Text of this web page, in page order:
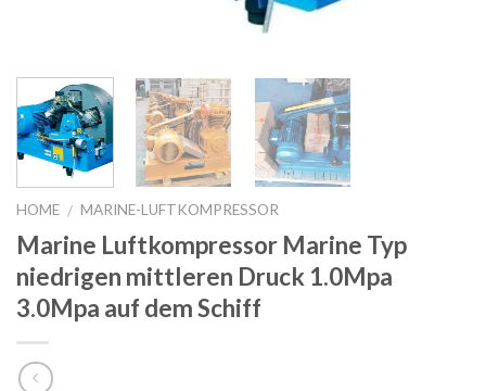
HOME / MARINE-LUFTKOMPRESSOR
Marine Luftkompressor Marine Typ
niedrigen mittleren Druck 1.0Mpa
3.0Mpa auf dem Schiff